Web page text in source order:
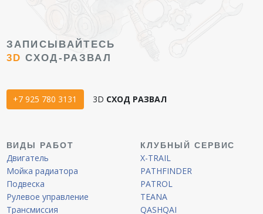
ЗАПИСЫВАЙТЕСЬ
3D СХОД-РАЗВАЛ
+7 925 780 3131 3D СХОД РАЗВАЛ
ВИДЫ РАБОТ
Двигатель
Мойка радиатора
Подвеска
Рулевое управление
Трансмиссия
КЛУБНЫЙ СЕРВИС
X-TRAIL
PATHFINDER
PATROL
TEANA
QASHQAI